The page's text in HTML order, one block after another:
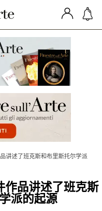
讲述了班克斯和布里斯托尔学派
作品讲述了班克斯
派的起源